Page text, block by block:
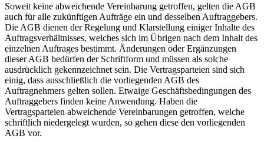
Soweit keine abweichende Vereinbarung getroffen, gelten die AGB
auch für alle zukünftigen Aufträge ein und desselben Auftraggebers.
Die AGB dienen der Regelung und Klarstellung einiger Inhalte des
Auftragsverhältnisses, welches sich im Übrigen nach dem Inhalt des
einzelnen Auftrages bestimmt. Änderungen oder Ergänzungen
dieser AGB bedürfen der Schriftform und müssen als solche
ausdrücklich gekennzeichnet sein. Die Vertragsparteien sind sich
einig, dass ausschließlich die vorliegenden AGB des
Auftragnehmers gelten sollen. Etwaige Geschäftsbedingungen des
Auftraggebers finden keine Anwendung. Haben die
Vertragsparteien abweichende Vereinbarungen getroffen, welche
schriftlich niedergelegt wurden, so gehen diese den vorliegenden
AGB vor.